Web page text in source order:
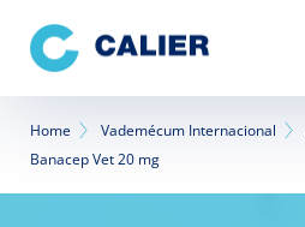
contenido
principal
Sobrescribir
enlaces
Home Vademécum Internacional
Banacep Vet 20 mg